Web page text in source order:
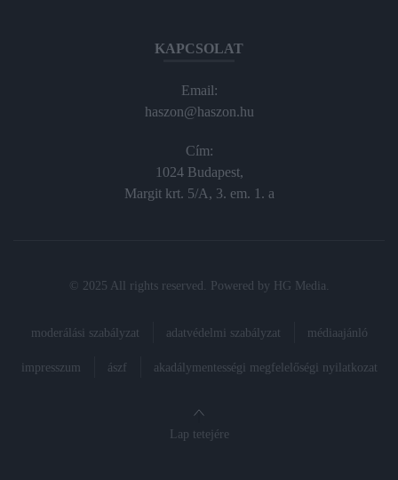
KAPCSOLAT
Email:
haszon@haszon.hu
Cím:
1024 Budapest,
Margit krt. 5/A, 3. em. 1. a
© 2025 All rights reserved. Powered by HG Media
moderálási szabályzat adatvédelmi szabályzat médiaajánló
impresszum ászf akadálymentességi megfelelőségi nyilatkozat
Lap tetejére